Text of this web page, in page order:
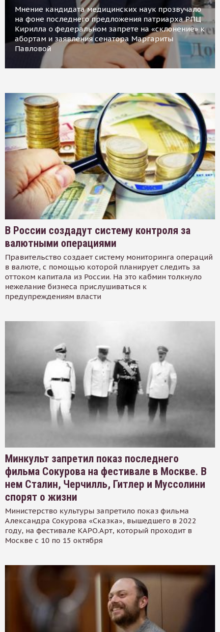
Мнение кандидата медицинских наук прозвучало
на фоне последнего предложения патриарха РПЦ
Кирилла о федеральном запрете на «склонение» к
абортам и заявления сенатора Маргариты
Павловой
В России создадут систему контроля за
валютными операциями
Правительство создает систему мониторинга операций
в валюте, с помощью которой планирует следить за
оттоком капитала из России. На это кабмин толкнуло
нежелание бизнеса прислушиваться к
предупреждениям власти
Минкульт запретил показ последнего
фильма Сокурова на фестивале в Москве. В
нем Сталин, Черчилль, Гитлер и Муссолини
спорят о жизни
Министерство культуры запретило показ фильма
Александра Сокурова «Сказка», вышедшего в 2022
году, на фестивале КАРО.Арт, который проходит в
Москве с 10 по 15 октября